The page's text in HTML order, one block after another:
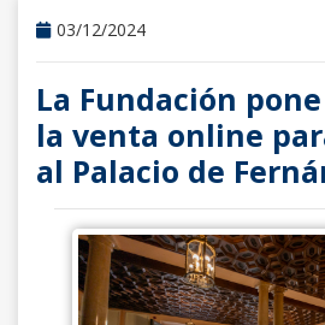
03/12/2024
La Fundación
la venta online
al Palacio de